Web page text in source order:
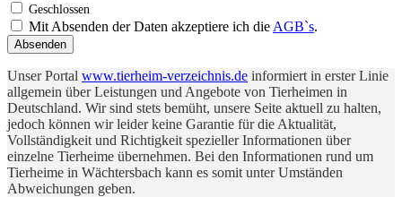
Mit Absenden der Daten akzeptiere ich die AGB`s.
Absenden
Unser Portal www.tierheim-verzeichnis.de informiert in erster Linie
allgemein über Leistungen und Angebote von Tierheimen in
Deutschland. Wir sind stets bemüht, unsere Seite aktuell zu halten,
jedoch können wir leider keine Garantie für die Aktualität,
Vollständigkeit und Richtigkeit spezieller Informationen über
einzelne Tierheime übernehmen. Bei den Informationen rund um
Tierheime in Wächtersbach kann es somit unter Umständen
Abweichungen geben.